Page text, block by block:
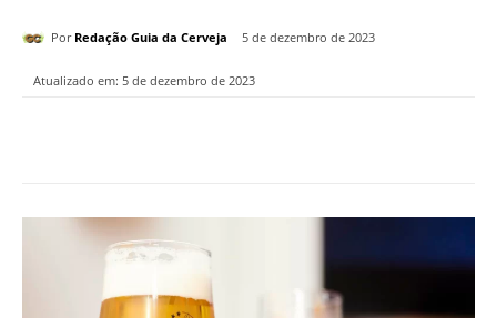
Por Redação Guia da Cerveja 5 de dezembro de 2023
Atualizado em: 5 de dezembro de 2023